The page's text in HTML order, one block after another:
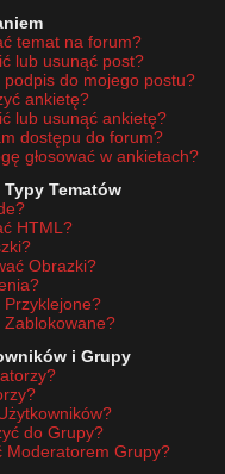
temat na forum?
lub usunąć post?
do mojego postu?
ankietę?
lub usunąć ankietę?
dostępu do forum?
głosować w ankietach?
Tematów
HTML?
Obrazki?
Przyklejone?
Zablokowane?
i Grupy
do Grupy?
Moderatorem Grupy?